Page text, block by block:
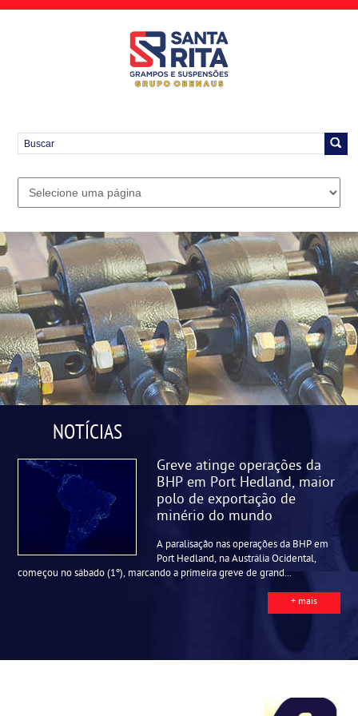
NOTÍCIAS
Greve atinge operações da
BHP em Port Hedland, maior
polo de exportação de
minério do mundo
A paralisação nas operações da BHP em
Port Hedland, na Austrália Ocidental,
começou no sábado (1º), marcando a primeira greve de grand...
+ mais